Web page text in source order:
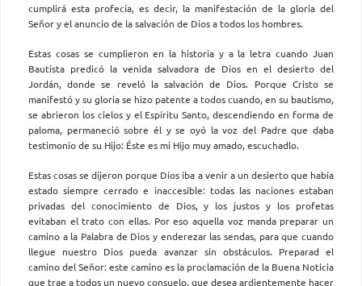
cumplirá esta profecía, es decir, la manifestación de la gloria del
Señor y el anuncio de la salvación de Dios a todos los hombres.
Estas cosas se cumplieron en la historia y a la letra cuando Juan
Bautista predicó la venida salvadora de Dios en el desierto del
Jordán, donde se reveló la salvación de Dios. Porque Cristo se
manifestó y su gloria se hizo patente a todos cuando, en su bautismo,
se abrieron los cielos y el Espíritu Santo, descendiendo en forma de
paloma, permaneció sobre él y se oyó la voz del Padre que daba
testimonio de su Hijo: Éste es mi Hijo muy amado, escuchadlo.
Estas cosas se dijeron porque Dios iba a venir a un desierto que había
estado siempre cerrado e inaccesible: todas las naciones estaban
privadas del conocimiento de Dios, y los justos y los profetas
evitaban el trato con ellas. Por eso aquella voz manda preparar un
camino a la Palabra de Dios y enderezar las sendas, para que cuando
llegue nuestro Dios pueda avanzar sin obstáculos. Preparad el
camino del Señor: este camino es la proclamación de la Buena Noticia
que trae a todos un nuevo consuelo, que desea ardientemente hacer